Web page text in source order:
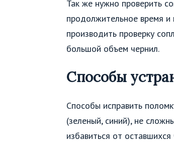
Так же нужно проверить
продолжительное время и
производить проверку
большой объем чернил.
Способы
Способы исправить
(зеленый, синий), не
избавиться от